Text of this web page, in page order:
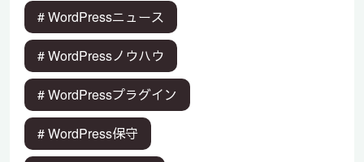
# WordPressニュース
# WordPressノウハウ
# WordPressプラグイン
# WordPress保守